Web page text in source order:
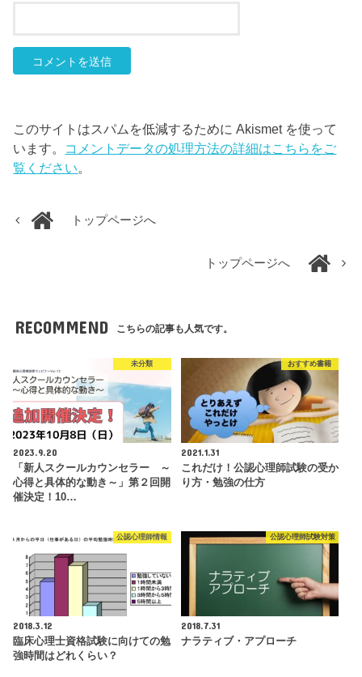
このサイトはスパムを低減するために Akismet を使って
います。 コメントデータの処理方法の詳細はこちらをご
覧ください。
トップページへ
トップページへ
RECOMMEND こちらの記事も人気です。
未分類
2023.9.20
「新人スクールカウンセラー ～
心得と具体的な動き～」第２回開
催決定！10…
おすすめ書籍
2021.1.31
これだけ！公認心理師試験の受か
り方・勉強の仕方
公認心理師情報
2018.3.12
臨床心理士資格試験に向けての勉
強時間はどれくらい？
公認心理師試験対策
2018.7.31
ナラティブ・アプローチ